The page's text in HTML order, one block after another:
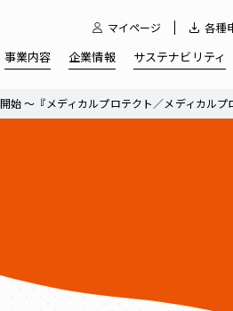
事業内容 企業情報 サステナビリティ
マイページ 各種
始 ～『メディカルプロテクト／メディカルプ